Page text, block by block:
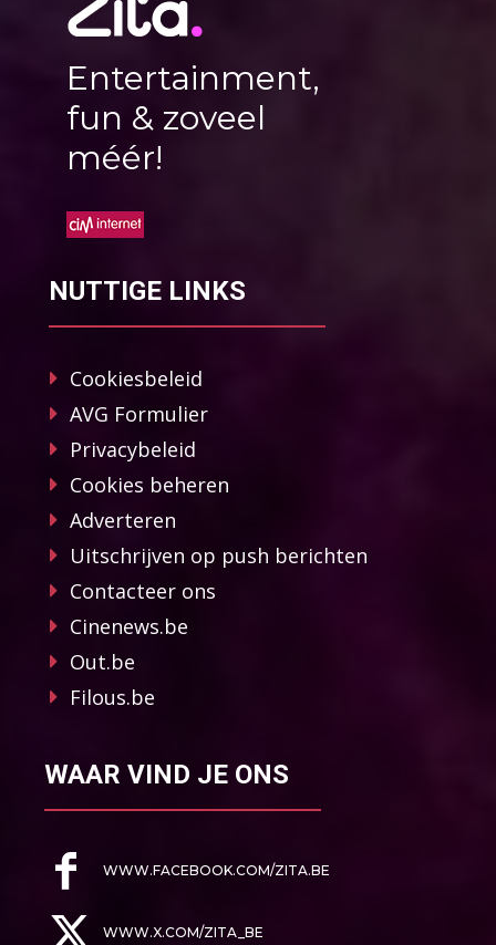
Entertainment,
fun & zoveel
méér!
NUTTIGE LINKS
Cookiesbeleid
AVG Formulier
Privacybeleid
Cookies beheren
Adverteren
Uitschrijven op push berichten
Contacteer ons
Cinenews.be
Out.be
Filous.be
WAAR VIND JE ONS
WWW.FACEBOOK.COM/ZITA.BE
WWW.X.COM/ZITA_BE